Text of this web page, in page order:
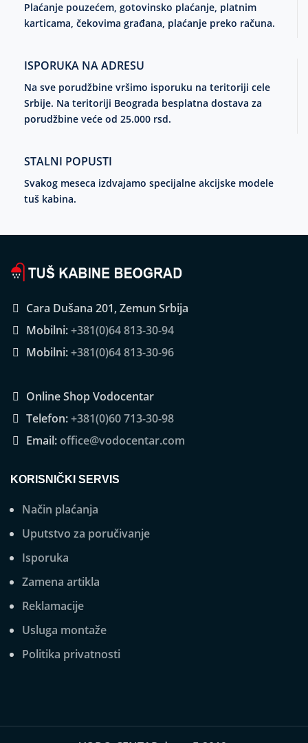
Plaćanje pouzećem, gotovinsko plaćanje, platnim
karticama, čekovima građana, plaćanje preko računa.
ISPORUKA NA ADRESU
Na sve porudžbine vršimo isporuku na teritoriji cele
Srbije. Na teritoriji Beograda besplatna dostava za
porudžbine veće od 25.000 rsd.
STALNI POPUSTI
Svakog meseca izdvajamo specijalne akcijske modele
tuš kabina.
Cara Dušana 201, Zemun Srbija
Mobilni:+381(0)64 813-30-94
Mobilni:+381(0)64 813-30-96
Online Shop Vodocentar
Telefon:+381(0)60 713-30-98
Email:office@vodocentar.com
KORISNIČKI SERVIS
Način plaćanja
Uputstvo za poručivanje
Isporuka
Zamena artikla
Reklamacije
Usluga montaže
Politika privatnosti